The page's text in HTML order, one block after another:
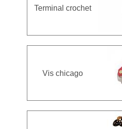
Terminal crochet
Vis chicago